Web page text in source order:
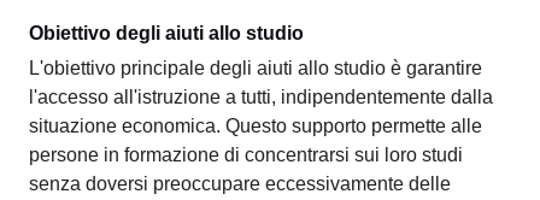
Obiettivo degli aiuti allo studio
L'obiettivo principale degli aiuti allo studio è garantire
l'accesso all'istruzione a tutti, indipendentemente dalla
situazione economica. Questo supporto permette alle
persone in formazione di concentrarsi sui loro studi
senza doversi preoccupare eccessivamente delle